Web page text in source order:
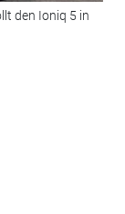
den Ioniq 5 in